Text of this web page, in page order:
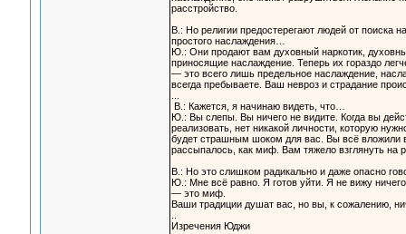
расстройство.
В.: Но религии предостерегают людей от поиска
простого наслаждения…
Ю.: Они продают вам духовный наркотик,
приносящие наслаждение. Теперь их гораздо
— это всего лишь предельное наслаждение,
всегда пребываете. Ваш невроз и страдание
В.: Кажется, я начинаю видеть, что…
Ю.: Вы слепы. Вы ничего не видите. Когда вы
реализовать, нет никакой личности, которую
будет страшным шоком для вас. Вы всё вложили
рассыпалось, как миф. Вам тяжело взглянуть на
В.: Но это слишком радикально и даже опасно
Ю.: Мне всё равно. Я готов уйти. Я не вижу
— это миф.
Ваши традиции душат вас, но вы, к сожалению,
Изречения Юджи